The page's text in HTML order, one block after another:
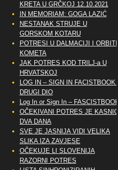
KRETA U GRČKOJ 12.10.2021
IN MEMORIAM: GOGA LAZIĆ
NESTANAK STRUJE U
GORSKOM KOTARU
POTRESI U DALMACIJI I ORBITE
KOMETA
JAK POTRES KOD TRILJ-a U
HRVATSKOJ
LOG IN – SIGN IN FACISTBOOK –
DRUGI DIO
Log In or Sign In – FASCISTBOOK
OČEKIVANI POTRES JE KASNIO
DVA DANA
SVE JE JASNIJA VIDI VELIKA
SLIKA IZA ZAVJESE
OČEKUJE LI SLOVENIJA
RAZORNI POTRES